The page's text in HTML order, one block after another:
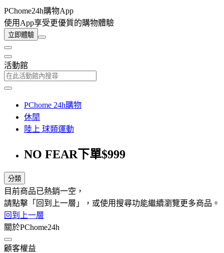
PChome24h購物App
使用App享受更優質的購物體驗
立即體驗
活動館
PChome 24h購物
休閒
陸上 球類運動
NO FEAR下單$999
分類
目前商品已熱銷一空，
請點擊「回到上一層」，或使用搜尋功能繼續瀏覽更多商品。
回到上一層
關於PChome24h
顧客權益